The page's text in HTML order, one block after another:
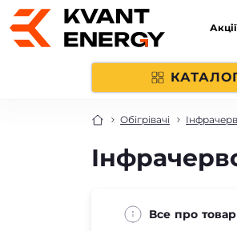
Акції
Обігрівачі
Все про товар